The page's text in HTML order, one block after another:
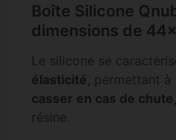
Boîte Silicone
dimensions de
Le silicone se
élasticité, permettant
casser en cas de chute
résine.